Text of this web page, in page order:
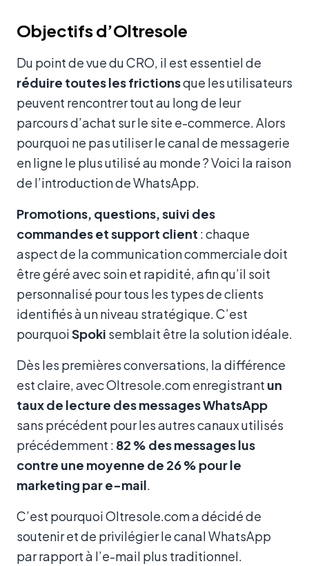
Objectifs d’Oltresole
Du point de vue du CRO, il est essentiel de
réduire toutes les frictionsque les utilisateurs
peuvent rencontrer tout au long de leur
parcours d’achat sur le site e-commerce. Alors
pourquoi ne pas utiliser le canal de messagerie
en ligne le plus utilisé au monde ? Voici la raison
de l’introduction de WhatsApp.
Promotions, questions, suivi des
commandes et support client : chaque
aspect de la communication commerciale doit
être géré avec soin et rapidité, afin qu’il soit
personnalisé pour tous les types de clients
identifiés à un niveau stratégique. C’est
pourquoiSpoki semblait être la solution idéale.
Dès les premières conversations, la différence
est claire, avec Oltresole.com enregistrant un
taux de lecture des messages WhatsApp
sans précédent pour les autres canaux utilisés
précédemment : 82 % des messages lus
contre une moyenne de 26 % pour le
marketing par e-mail
C’est pourquoi Oltresole.com a décidé de
soutenir et de privilégier le canal WhatsApp
par rapport à l’e-mail plus traditionnel.